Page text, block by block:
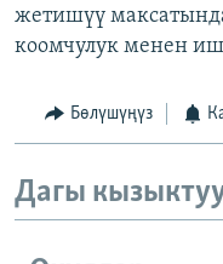
жетишүү
коомчулук менен
Бөлүшүңүз
Дагы